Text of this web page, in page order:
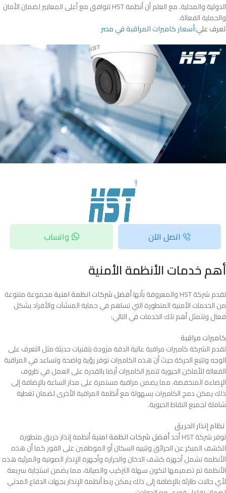
الدولية والمحلية. مع العلم أن أنظمة HST تتوافق مع أعلى المعايير لضمان الأمان
والحماية الفعالة.
تعرف علي:أسعار كاميرات المراقبة في مصر
اتصل الآن واتساب
أهم خدمات الأنظمة الأمنية
تقدم شركة HST والمعروفة بأنها أفضل شركات انظمة امنيةمجموعة متنوعة
من الخدمات الأمنية المتطورة التي تساهم في حماية المنشآت والأفراد بشكل
فعال وتتمثل أهم تلك الخدمات في التالي:
كاميرات مراقبة
تقدم الشركة كاميرات مراقبة عالية الدقة مزودة بتقنيات حديثة مثل التعرف على
الوجه وتتبع الحركة حيث أن هذه الكاميرات توفر رؤية واضحة وتساعد في المراقبة
الفعالة للأماكن الحيوية تتميز الكاميرات أيضا بالقدرة على العمل في ظروف
الإضاءة المنخفضة، مما يضمن مراقبة مستمرة على مدار الساعة بالإضافة إلى
ذلك يمكن دمج الكاميرات بسهولة مع أنظمة المراقبة الأخرى لضمان تغطية
شاملة لجميع النقاط الحيوية.
نظام إنذار الحريق
توفر شركة HST أحد
أفضل شركات انظمة امنيةأنظمة إنذار حريق متطورة
للكشف المبكر عن الحرائق وتنبيه السكان أو الموظفين على الفور كما أن هذه
الأنظمة تشمل أجهزة كشف الدخان والحرارة وأجهزة الإنذار الصوتية والمرئية هذه
الأنظمة تم تصميمها لتكون سهلة التركيب والصيانة، مما يضمن استجابة سريعة
لأي حالات طارئة بالإضافة إلى ذلك يمكن ربط أنظمة الإنذار بجهات الدفاع المدني